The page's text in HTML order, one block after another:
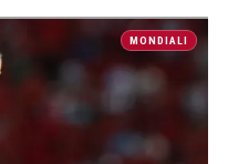
MONDIALI